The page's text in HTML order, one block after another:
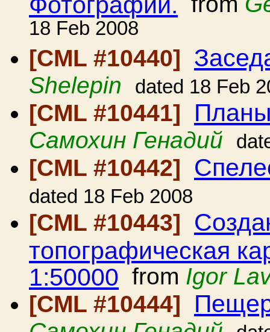
18 Feb 2008
[CML #10440]
Shelepin dated 18 Feb
[CML #10441]
Самохин Генадий
[CML #10442]
dated 18 Feb 2008
[CML #10443]
топографическая
1:50000 from Igor
[CML #10444]